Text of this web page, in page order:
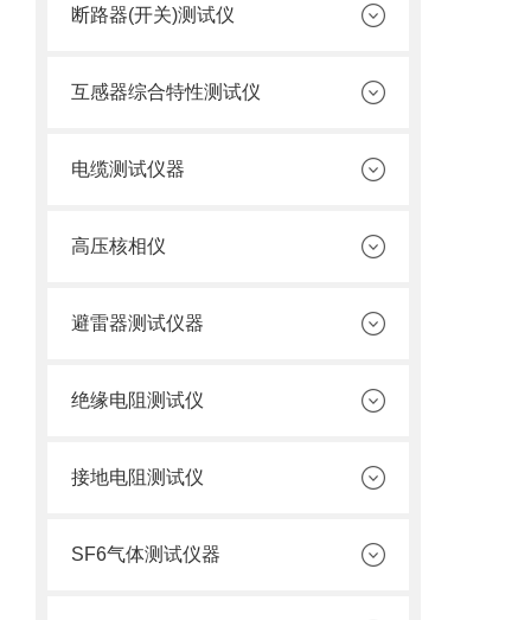
断路器(开关)测试仪
互感器综合特性测试仪
电缆测试仪器
高压核相仪
避雷器测试仪器
绝缘电阻测试仪
接地电阻测试仪
SF6气体测试仪器